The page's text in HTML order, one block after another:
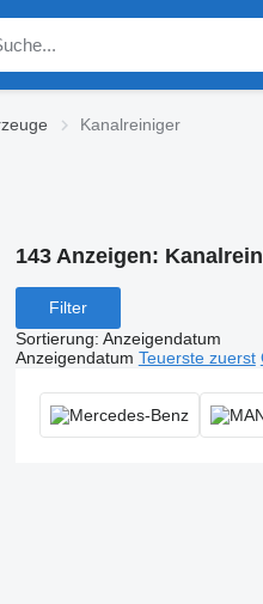
Kanalreiniger
143 Anzeigen:
Filter
Sortierung: Anzeigendatum
Anzeigendatum Teuerste zuerst